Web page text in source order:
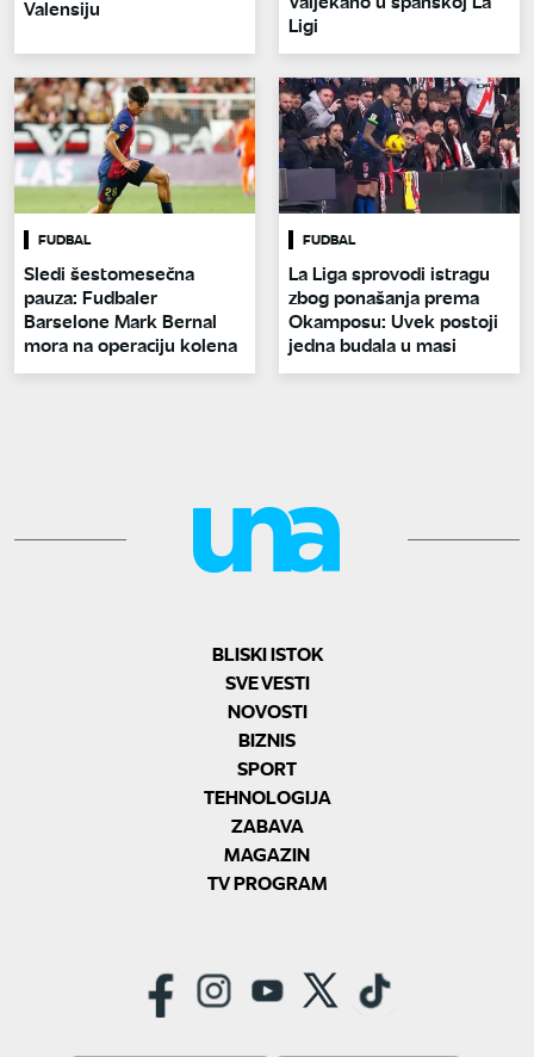
Valensiju
Ligi
FUDBAL
Sledi šestomesečna
pauza: Fudbaler
Barselone Mark Bernal
mora na operaciju kolena
FUDBAL
La Liga sprovodi istragu
zbog ponašanja prema
Okamposu: Uvek postoji
jedna budala u masi
BLISKI ISTOK
SVE VESTI
NOVOSTI
BIZNIS
SPORT
TEHNOLOGIJA
ZABAVA
MAGAZIN
TV PROGRAM